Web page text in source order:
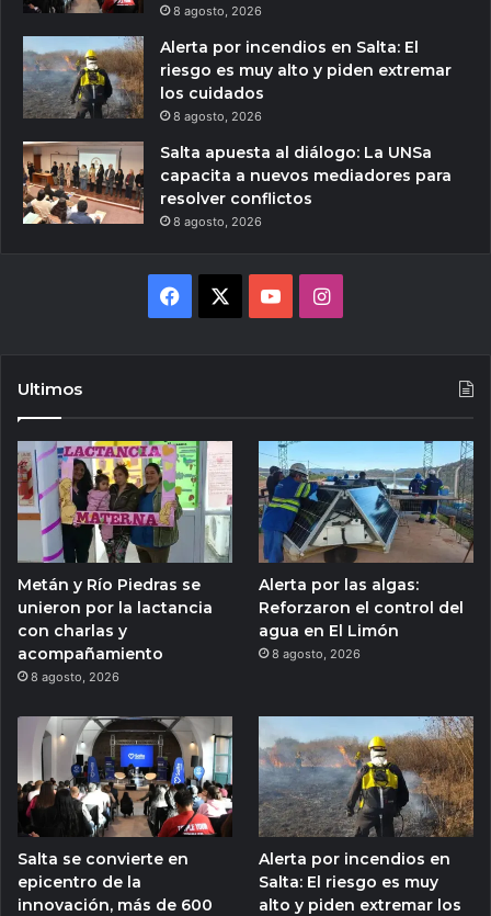
8 agosto, 2026
Alerta por incendios en Salta: El
riesgo es muy alto y piden extremar
los cuidados
8 agosto, 2026
Salta apuesta al diálogo: La UNSa
capacita a nuevos mediadores para
resolver conflictos
8 agosto, 2026
Facebook YouTubeInstagram
Ultimos
Metán y Río Piedras se
unieron por la lactancia
con charlas y
acompañamiento
8 agosto, 2026
Alerta por las algas:
Reforzaron el control del
agua en El Limón
8 agosto, 2026
Salta se convierte en
epicentro de la
innovación, más de 600
Alerta por incendios en
Salta: El riesgo es muy
alto y piden extremar los